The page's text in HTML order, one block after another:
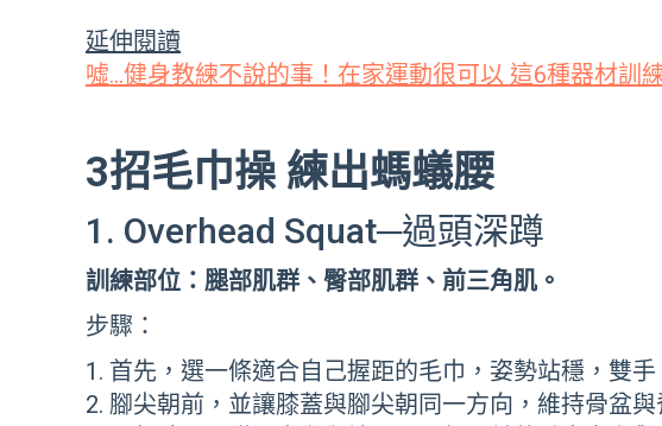
延伸閱讀
噓...健身教練不說的事！在家運動很可以 這6種器材訓
3招毛巾操 練出螞蟻腰
1. Overhead Squat─過頭深蹲
訓練部位：腿部肌群、臀部肌群、前三角肌。
步驟：
首先，選一條適合自己握距的毛巾，姿勢站穩，雙手
腳尖朝前，並讓膝蓋與腳尖朝同一方向，維持骨盆